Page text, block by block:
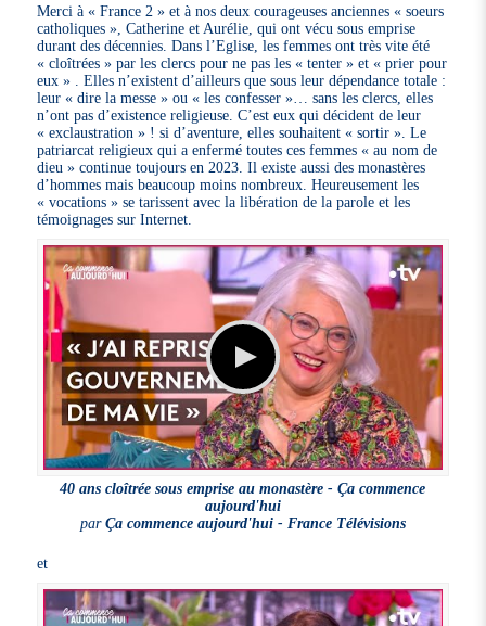
Merci à « France 2 » et à nos deux courageuses anciennes « soeurs
catholiques », Catherine et Aurélie, qui ont vécu sous emprise
durant des décennies. Dans l’Eglise, les femmes ont très vite été
« cloîtrées » par les clercs pour ne pas les « tenter » et « prier pour
eux » . Elles n’existent d’ailleurs que sous leur dépendance totale :
leur « dire la messe » ou « les confesser »… sans les clercs, elles
n’ont pas d’existence religieuse. C’est eux qui décident de leur
« exclaustration » ! si d’aventure, elles souhaitent « sortir ». Le
patriarcat religieux qui a enfermé toutes ces femmes « au nom de
dieu » continue toujours en 2023. Il existe aussi des monastères
d’hommes mais beaucoup moins nombreux. Heureusement les
« vocations » se tarissent avec la libération de la parole et les
témoignages sur Internet.
40 ans cloîtrée sous emprise au monastère - Ça commence
aujourd'hui
parÇa commence aujourd'hui - France Télévisions
et